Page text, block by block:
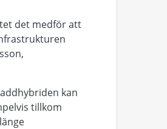
det medför att
kan
tillkom